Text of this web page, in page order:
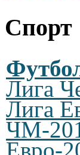
Cпорт
Лига
Лига
ЧМ-